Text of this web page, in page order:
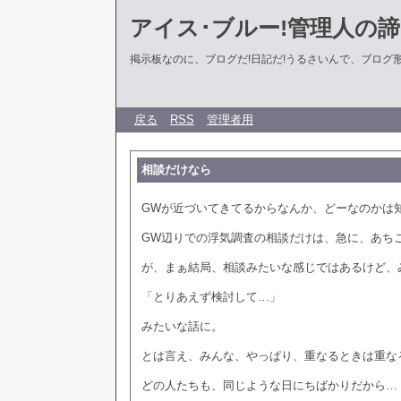
アイス･ブルー!管理人の
掲示板なのに、ブログだ!日記だ!うるさいんで、ブログ
戻る RSS 管理者用
相談だけなら
GWが近づいてきてるからなんか、どーなのかは
GW辺りでの浮気調査の相談だけは、急に、あち
が、まぁ結局、相談みたいな感じではあるけど
「とりあえず検討して…」
みたいな話に。
とは言え、みんな、やっぱり、重なるときは重な
どの人たちも、同じような日にちばかりだから…